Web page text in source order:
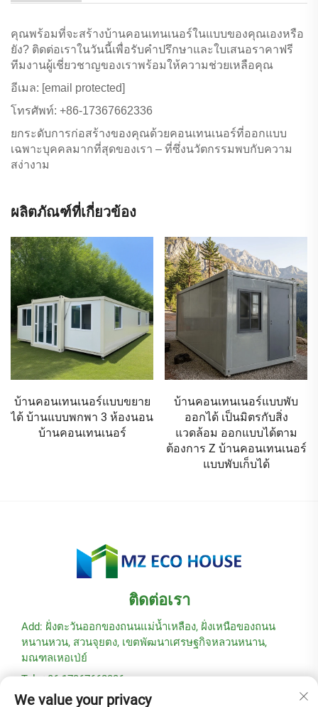
คุณพร้อมที่จะสร้างบ้านคอนเทนเนอร์ในแบบของคุณเองหรือ
ยัง? ติดต่อเราในวันนี้เพื่อรับคำปรึกษาและใบเสนอราคาฟรี
ทีมงานผู้เชี่ยวชาญของเราพร้อมให้ความช่วยเหลือคุณ
อีเมล: [email protected]
โทรศัพท์: +86-17367662336
ยกระดับการก่อสร้างของคุณด้วยคอนเทนเนอร์ที่ออกแบบ
เฉพาะบุคคลมากที่สุดของเรา – ที่ซึ่งนวัตกรรมพบกับความ
สง่างาม
ผลิตภัณฑ์ที่เกี่ยวข้อง
บ้านคอนเทนเนอร์แบบขยาย
ได้ บ้านแบบพกพา 3 ห้องนอน
บ้านคอนเทนเนอร์
บ้านคอนเทนเนอร์แบบพับ
ออกได้ เป็นมิตรกับสิ่ง
แวดล้อม ออกแบบได้ตาม
ต้องการ Z บ้านคอนเทนเนอร์
แบบพับเก็บได้
ติดต่อเรา
Add: ฝั่งตะวันออกของถนนแม่น้ำเหลือง, ฝั่งเหนือของถนน
หนานหวน, สวนจุยตง, เขตพัฒนาเศรษฐกิจหลวนหนาน,
มณฑลเหอเป่ย์
Tel: +86-17367662336
อีเมล:[email protected]
We value your privacy